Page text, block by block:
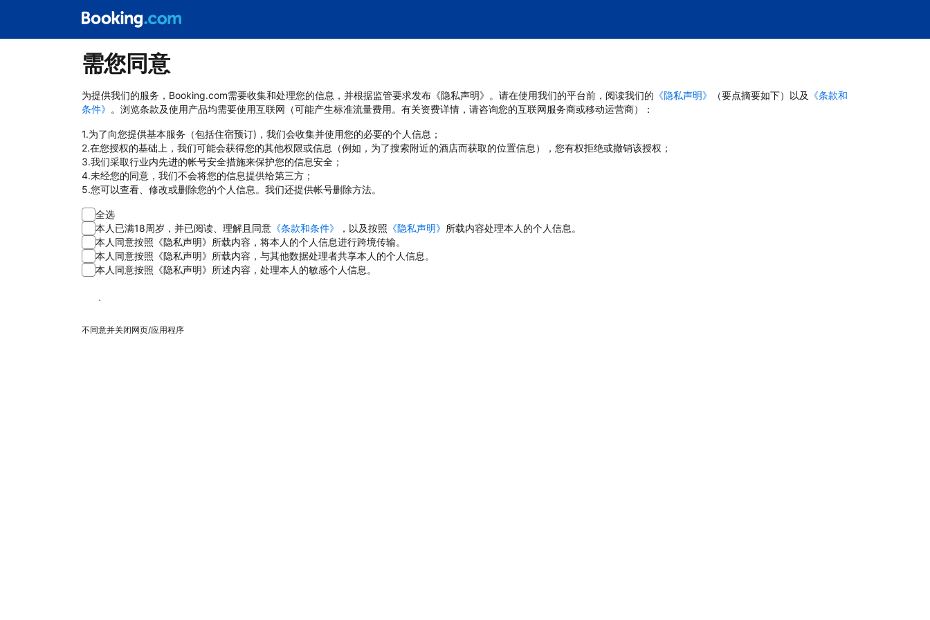
需您同意
为提供我们的服务，Booking.com需要收集和处理您的信息，并根据监管要求发布《隐私声明》。请在使用我们的平台前，阅读我们的 《隐私声明》 （要点摘要如下）以及 《条款和
条件》 。浏览条款及使用产品均需要使用互联网（可能产生标准流量费用。有关资费详情，请咨询您的互联网服务商或移动运营商）：
1.为了向您提供基本服务（包括住宿预订)，我们会收集并使用您的必要的个人信息；
2.在您授权的基础上，我们可能会获得您的其他权限或信息（例如，为了搜索附近的酒店而获取的位置信息），您有权拒绝或撤销该授权；
3.我们采取行业内先进的帐号安全措施来保护您的信息安全；
4.未经您的同意，我们不会将您的信息提供给第三方；
5.您可以查看、修改或删除您的个人信息。我们还提供帐号删除方法。
全选
本人已满18周岁，并已阅读、理解且同意 《条款和条件》 ，以及按照 《隐私声明》 所载内容处理本人的个人信息。
本人同意按照《隐私声明》所载内容，将本人的个人信息进行跨境传输。
本人同意按照《隐私声明》所载内容，与其他数据处理者共享本人的个人信息。
本人同意按照《隐私声明》所述内容，处理本人的敏感个人信息。
同意
不同意并关闭网页/应用程序